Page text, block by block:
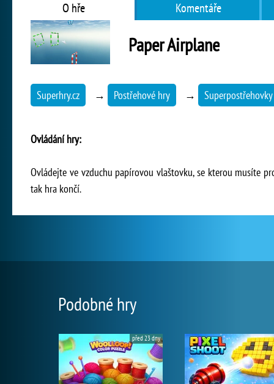
O hře Komentáře
Paper Airplane
Superhry.cz → Postřehové hry → Superpostřehovky
Ovládání hry:
Ovládejte ve vzduchu papírovou vlaštovku, se kterou musíte
tak hra končí.
Podobné hry
před 23 dny